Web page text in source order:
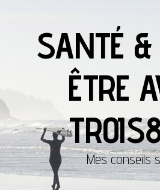
SANTÉ
ÊTRE
Mes conseils